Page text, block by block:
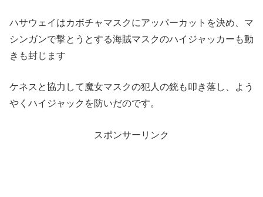
ハサウェイはカボチャマスクにアッパーカットを決め、マ
シンガンで撃とうとする海賊マスクのハイジャッカーも動
きも封じます
ケネスと協力して魔女マスクの犯人の銃も叩き落し、よう
やくハイジャックを防いだのです。
スポンサーリンク